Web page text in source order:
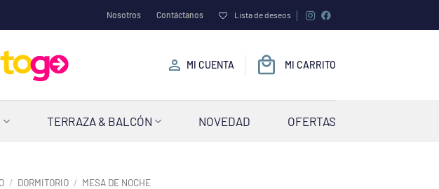
Nosotros Contáctanos Lista de deseos
MI CUENTA MI CARRITO
TERRAZA & BALCÓN NOVEDAD OFERTAS
/ DORMITORIO / MESA DE NOCHE